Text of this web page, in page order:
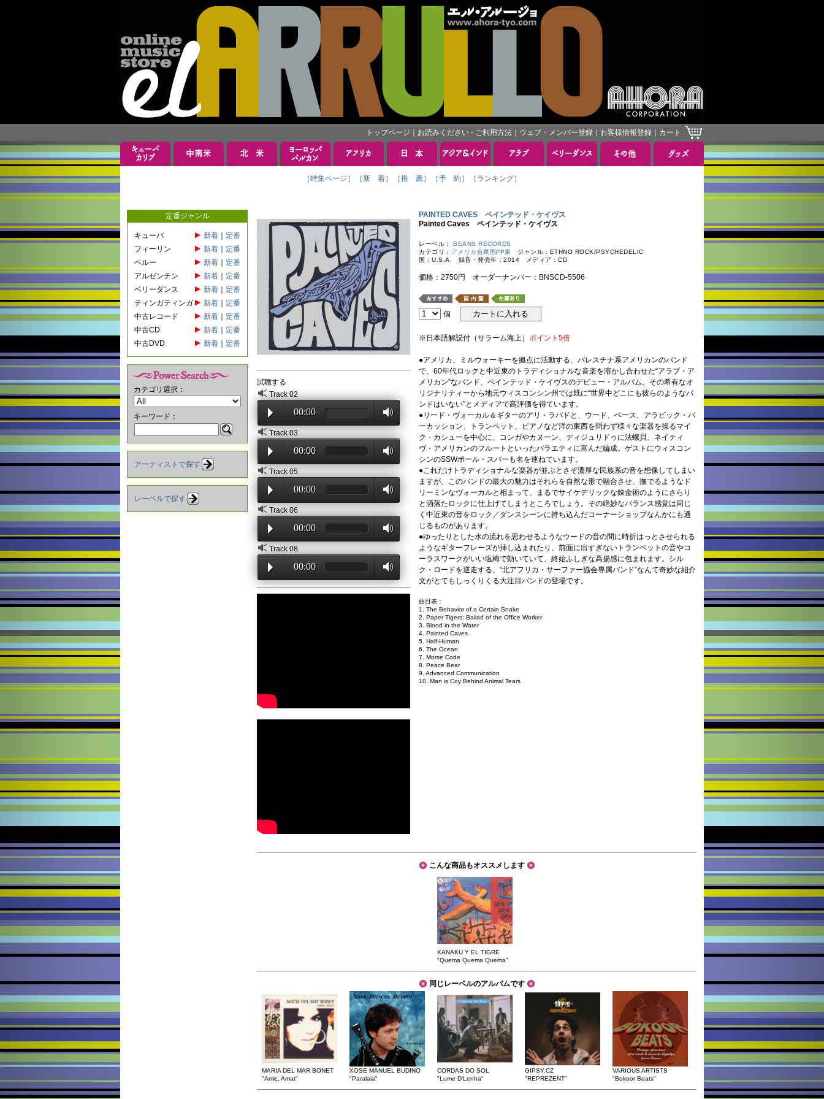
トップページ お読みください - ご利用方法 ウェブ・メンバー登録 お客様情報登録 カート
［特集ページ］ ［新 着］ ［推 薦］ ［予 約］ ［ランキング］
定番ジャンル
キューバ 新着
定番
フィーリン
新着
定番
ペルー
新着
定番
アルゼンチン
新着
定番
ベリーダンス
新着
定番
ティンガティンガ
新着
定番
中古レコード
新着
定番
中古CD
新着
定番
中古DVD
新着 定番
カテゴリ選択：
キーワード：
アーティストで探す
レーベルで探す
試聴する
Track 02
00:00
Track 03
00:00
Track 05
00:00
Track 06
00:00
Track 08
00:00
PAINTED CAVES ペインテッド・ケイヴス
Painted Caves ペインテッド・ケイヴス
レーベル： BEANS RECORDS
カテゴリ： アメリカ合衆国/中東 ジャンル：ETHNO ROCK/PSYCHEDELIC
国：U.S.A. 録音・発売年：2014 メディア：CD
価格：2750円 オーダーナンバー：BNSCD-5506
個
※日本語解説付（サラーム海上） ポイント5倍
●アメリカ、ミルウォーキーを拠点に活動する、パレスチナ系アメリカンのバンド
で、60年代ロックと中近東のトラディショナルな音楽を溶かし合わせた“アラブ・ア
メリカン”なバンド、ペインテッド・ケイヴスのデビュー・アルバム。その希有なオ
リジナリティーから地元ウィスコンシン州では既に“世界中どこにも彼らのようなバ
ンドはいない”とメディアで高評価を得ています。
●リード・ヴォーカル＆ギターのアリ・ラバドと、ウード、ベース、アラビック・パ
ーカッション、トランペット、ピアノなど洋の東西を問わず様々な楽器を操るマイ
ク・カシューを中心に、コンガやカヌーン、ディジュリドゥに法螺貝、ネイティ
ヴ・アメリカンのフルートといったバラエティに富んだ編成。ゲストにウィスコン
シンのSSWポール・スバーも名を連ねています。
●これだけトラディショナルな楽器が並ぶとさぞ濃厚な民族系の音を想像してしまい
ますが、このバンドの最大の魅力はそれらを自然な形で融合させ、撫でるようなド
リーミンなヴォーカルと相まって、まるでサイケデリックな錬金術のようにさらり
と洒落たロックに仕上げてしまうところでしょう。その絶妙なバランス感覚は同じ
く中近東の音をロック／ダンスシーンに持ち込んだコーナーショップなんかにも通
じるものがあります。
●ゆったりとした水の流れを思わせるようなウードの音の間に時折はっとさせられる
ようなギターフレーズが挿し込まれたり、前面に出すぎないトランペットの音やコ
ーラスワークがいい塩梅で効いていて、終始ふしぎな高揚感に包まれます。シル
ク・ロードを逆走する、“北アフリカ・サーファー協会専属バンド”なんて奇妙な紹介
文がとてもしっくりくる大注目バンドの登場です。
曲目表：
1. The Behavior of a Certain Snake
2. Paper Tigers: Ballad of the Office Worker
3. Blood in the Water
4. Painted Caves
5. Half-Human
6. The Ocean
7. Morse Code
8. Peace Bear
9. Advanced Communication
10. Man is Coy Behind Animal Tears
こんな商品もオススメします
KANAKU Y EL TIGRE
"Quema Quema Quema"
同じレーベルのアルバムです
MARIA DEL MAR BONET
"Amic, Amat"
XOSE MANUEL BUDINO
"Paralaia"
CORDAS DO SOL
"Lume D'Lenha"
GIPSY.CZ
"REPREZENT"
VARIOUS ARTISTS
"Bokoor Beats"